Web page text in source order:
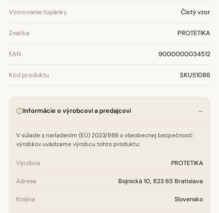
Vzorovanie topánky Čistý vzor
Značka PROTETIKA
EAN 9000000034512
Kód produktu SKU51086
Informácie o výrobcovi a predajcovi
V súlade s nariadením (EÚ) 2023/988 o všeobecnej bezpečnosti
výrobkov uvádzame výrobcu tohto produktu:
Výrobca PROTETIKA
Adresa Bojnická 10, 823 65 Bratislava
Krajina Slovensko